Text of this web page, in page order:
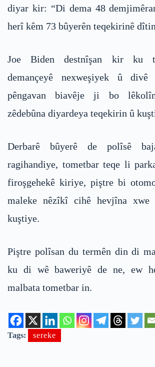
diyar kir: “Di dema 48
herî kêm 73 bûyerên teqekirinê
Joe Biden destnîşan kir ku
demançeyê nexweşiyek û divê
pêngavan biavêje ji bo
zêdebûna diyardeya teqekirin û
Derbarê bûyerê de polîsê
ragihandiye, tometbar teqe li
firoşgehekê kiriye, piştre bi
maleke nêzîkî cihê hevjîna
kuştiye.
Piştre polîsan du termên din di
ku di wê baweriyê de ne, ew
malbata tometbar in.
Tags: sereke